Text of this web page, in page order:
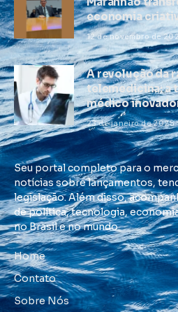
economia
12 de novembro de
A revolução da
telemedicina: a
médico
23 de janeiro de 2025
Seu portal completo para o
notícias sobre lançamentos,
legislação. Além disso,
de política, tecnologia,
no Brasil e no mundo.
Home
Contato
Sobre Nós